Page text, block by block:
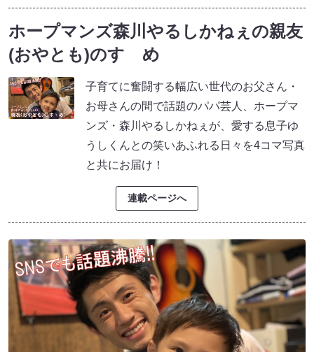
ホープマンズ森川やるしかねぇの親友
(おやとも)のすゝめ
子育てに奮闘する幅広い世代のお父さん・
お母さんの間で話題のパパ芸人、ホープマ
ンズ・森川やるしかねぇが、愛する息子ゆ
うしくんとの笑いあふれる日々を4コマ写真
と共にお届け！
連載ページへ